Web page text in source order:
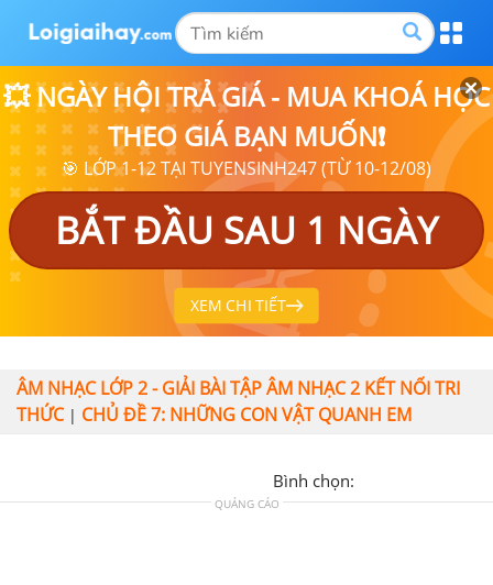
💥 NGÀY HỘI TRẢ GIÁ - MUA KHOÁ HỌC
THEO GIÁ BẠN MUỐN❗
🎯 LỚP 1-12 TẠI TUYENSINH247 (TỪ 10-12/08)
BẮT ĐẦU SAU 1 NGÀY
XEM CHI TIẾT
ÂM NHẠC LỚP 2 - GIẢI BÀI TẬP ÂM NHẠC 2 KẾT NỐI TRI
THỨC| CHỦ ĐỀ 7: NHỮNG CON VẬT QUANH EM
Bình chọn:
QUẢNG CÁO